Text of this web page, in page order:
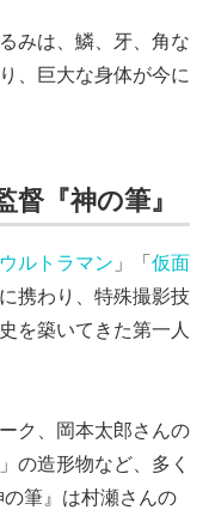
みは、鱗、牙、角な
、巨大な身体が今に
『神の筆』
ウルトラマン 」「仮面
携わり、特殊撮影技
を築いてきた第一人
ク、岡本太郎さんの
の造形物など、多く
筆』は村瀬さんの